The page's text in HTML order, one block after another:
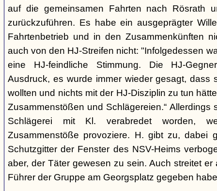
auf die gemeinsamen Fahrten nach Rösrath
zurückzuführen. Es habe ein ausgeprägter
Fahrtenbetrieb und in den Zusammenkünften
auch von den HJ-Streifen nicht: "Infolgedessen
eine HJ-feindliche Stimmung. Die HJ-
Ausdruck, es wurde immer wieder gesagt, dass
wollten und nichts mit der HJ-Disziplin zu tun
Zusammenstößen und Schlägereien.“ Allerdings
Schlägerei mit Kl. verabredet worden,
Zusammenstöße provoziere. H. gibt zu, dabei
Schutzgitter der Fenster des NSV-Heims
aber, der Täter gewesen zu sein. Auch streitet
Führer der Gruppe am Georgsplatz gegeben